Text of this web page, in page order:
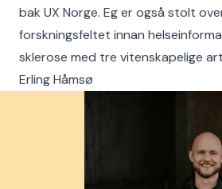
bak UX Norge. Eg er også stolt
forskningsfeltet innan
sklerose med tre vitenskapelige
Erling Håmsø